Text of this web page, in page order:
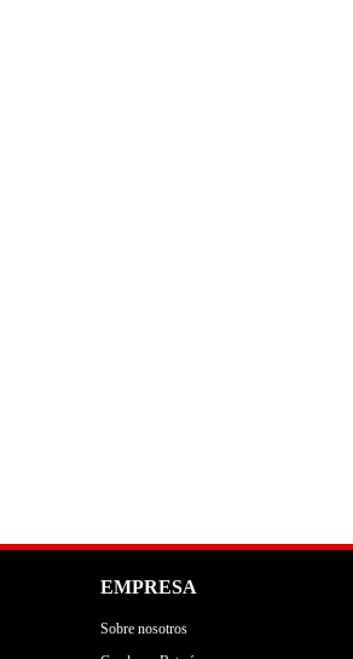
EMPRESA
Sobre nosotros